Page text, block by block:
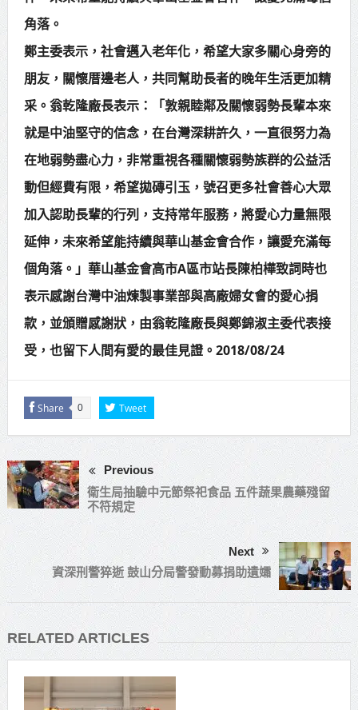
角落。
鄭主委表示，社會邁入老年化，希望大家多關心身旁的
朋友，關懷厝邊老人，共同幫助長者的晚年生活更加精
采。翁乾隆廠長表示：「敦親睦鄰及關懷弱勢長輩本來
就是中油堅守的信念，在台灣深耕許久，一直很努力為
在地弱勢盡心力，非常重視各種關懷弱勢族群的公益活
動但經費有限，希望拋磚引玉，號召更多社會善心大眾
加入認助長輩的行列，支持常年服務，將愛心力量無限
延伸，未來希望能持續與華山基金會合作，讓愛充滿每
個角落。」華山基金會高市A區市站長陳柏樺致詞時也
表示感謝台灣中油煉製事業部與高廠婦女會的愛心捐
款，並頒贈感謝狀，由翁乾隆廠長與鄭錦淑主委代表接
受，也留下人間有愛的最佳見證。2018/08/24
Share 0 Tweet
Previous
衛生局抽驗中元節祭祀食品 五件蔬果農藥殘留
不符規定
Next
資深刑警猝逝 鼓山分局警發動募捐助遺孀
RELATED ARTICLES